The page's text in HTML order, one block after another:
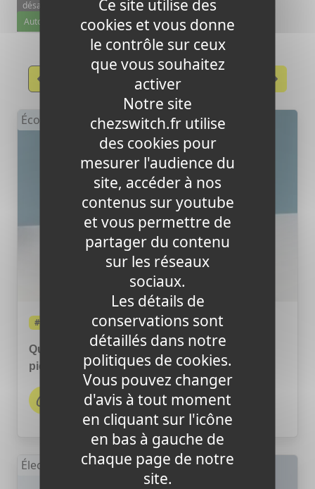
désactivé.
Autoriser
Économie d'énergie
#Économie d'énergie
Que faire de son compteur Linky pendant les
pics de chaleur ?
Chez Switch - 2026-08-10 12:05
Électricité
Ce site utilise des
cookies et vous donne
le contrôle sur ceux
que vous souhaitez
activer
Notre site
chezswitch.fr utilise
des cookies pour
mesurer l'audience du
site, accéder à nos
contenus sur youtube
et vous permettre de
partager du contenu
sur les réseaux
sociaux.
Les détails de
conservations sont
détaillés dans notre
politiques de cookies.
Vous pouvez changer
d'avis à tout moment
en cliquant sur l'icône
en bas à gauche de
chaque page de notre
site.